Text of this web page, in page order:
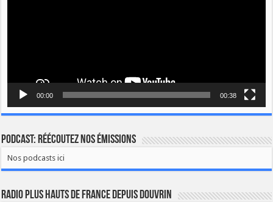
00:00 00:38
Podcast: Réécoutez nos émissions
Nos podcasts ici
Radio Plus Hauts de France depuis Douvrin